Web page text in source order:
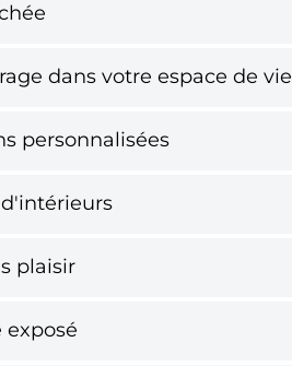
dans votre espace de vie
personnalisées
plaisir
exposé